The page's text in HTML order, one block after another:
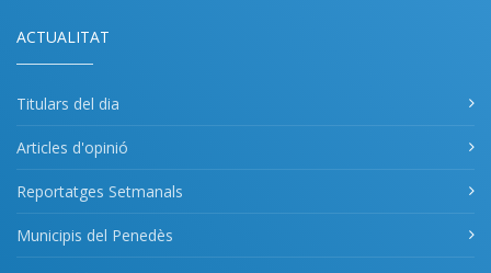
ACTUALITAT
Titulars del dia
Articles d'opinió
Reportatges Setmanals
Municipis del Penedès